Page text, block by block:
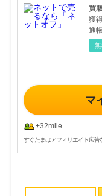
買
獲
通
マ
+32mile
すぐたまはアフィリエイト広